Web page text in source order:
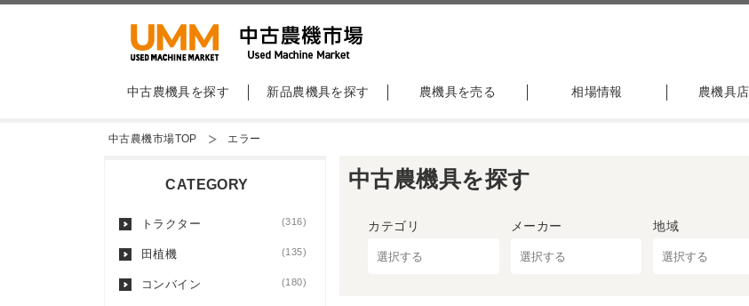
中古農機具を探す 新品農機具を探す 農機具を売る 相場情報 農機具
中古農機市場TOP エラー
中古農機具を探す
カテゴリ メーカー 地域
CATEGORY
トラクター (316)
田植機 (135)
コンバイン (180)